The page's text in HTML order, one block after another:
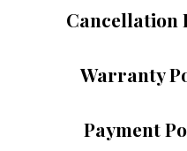
Cancellation
Warranty
Payment